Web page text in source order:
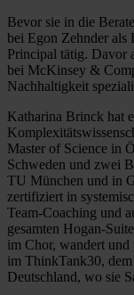
Bevor sie in die
bei Egon Zehnder als
Principal tätig. Davor
bei McKinsey &
Nachhaltigkeit
Katharina Brinck hat
Master of Science in
Schweden und zwei
TU München und in
zertifiziert in
Team-Coaching und
gesamten Hogan-
im Chor, wandert
im ThinkTank30,
Deutschland, wo sie